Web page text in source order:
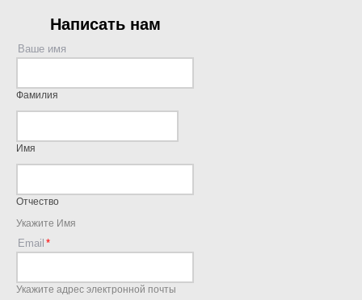
Написать нам
Ваше имя
Фамилия
Имя
Отчество
Укажите Имя
Email
Укажите адрес электронной почты